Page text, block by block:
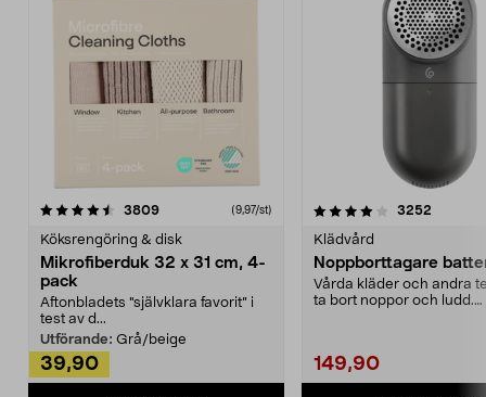
3809recensioner (9,97/st)
Köksrengöring & disk
Mikrofiberduk 32 x 31 cm, 4-
pack
Aftonbladets "självklara favorit” i
test av d...
Utförande: Grå/beige
39,90
4.0av 5 stjärnor 3252
Klädvård
Noppborttagare
Vårda kläder och andra
ta bort noppor och ludd.
149,90
4.5av 5 stjärnor